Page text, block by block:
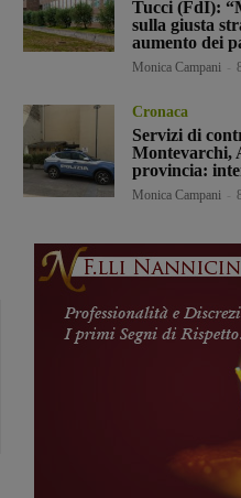
Tucci (FdI):
sulla giusta
aumento dei
Monica Campani
Cronaca
Servizi di
Montevarchi,
provincia:
Monica Campani